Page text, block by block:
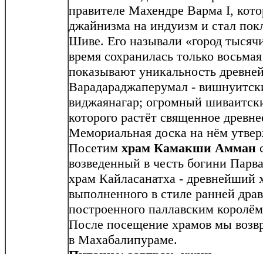
правителе Махендре Варма I,
джайнизма на индуизм и стал
Шиве. Его называли «город
время сохранилась только
показывают уникальность
Варадараджаперумал -
виджаянагар; огромный
которого растёт священное
Мемориальная доска на нём
Посетим храм Камакши Амман
возведенный в честь богини
храм Кайласанатха - древнейший
выполненного в стиле ранней
построенного паллавским
После посещение храмов мы
в Махабалипураме.